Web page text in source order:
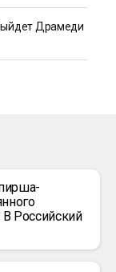
Драмеди
Российский